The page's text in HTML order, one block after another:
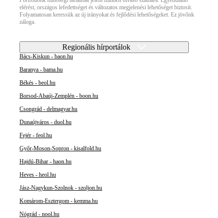
elérést, országos lefedettséget és változatos megjelenési lehetőséget biztosít.
Folyamatosan keressük az új irányokat és fejlődési lehetőségeket. Ez jövőnk
záloga.
Regionális hírportálok
Bács-Kiskun - baon.hu
Baranya - bama.hu
Békés - beol.hu
Borsod-Abaúj-Zemplén - boon.hu
Csongrád - delmagyar.hu
Dunaújváros - duol.hu
Fejér - feol.hu
Győr-Moson-Sopron - kisalfold.hu
Hajdú-Bihar - haon.hu
Heves - heol.hu
Jász-Nagykun-Szolnok - szoljon.hu
Komárom-Esztergom - kemma.hu
Nógrád - nool.hu